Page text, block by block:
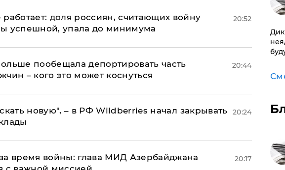
доля россиян, считающих войну
успешной, упала до минимума
20:52
пообещала депортировать часть
– кого это может коснуться
20:44
новую", – в РФ Wildberries начал закрывать
20:24
время войны: глава МИД Азербайджана
20:17